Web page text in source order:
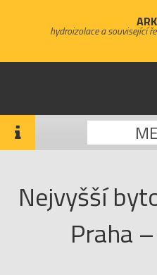
hydroizolace a související
Nejvyšší
Praha